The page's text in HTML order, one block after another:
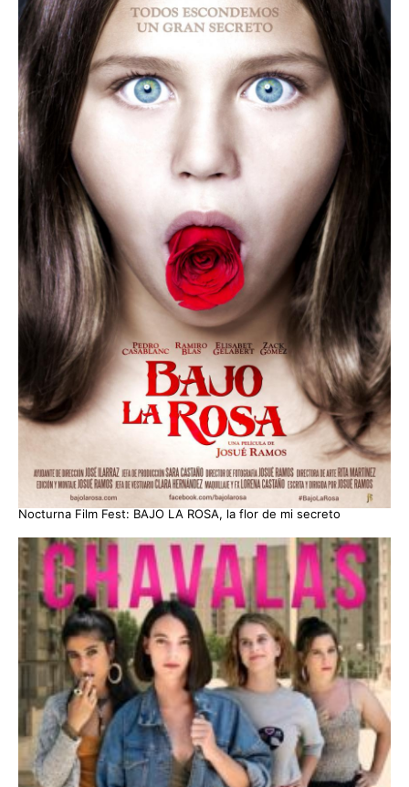
Nocturna Film Fest: BAJO LA ROSA, la flor de mi secreto